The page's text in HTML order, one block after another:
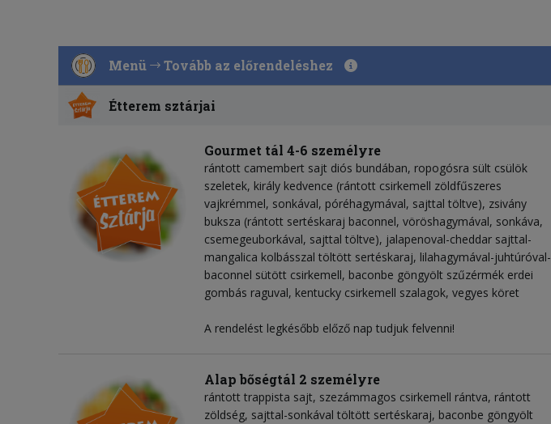
Menü Tovább az előrendeléshez
Étterem sztárjai
Gourmet tál 4-6 személyre
rántott camembert sajt diós bundában, ropogósra sült csülök
szeletek, király kedvence (rántott csirkemell zöldfűszeres
vajkrémmel, sonkával, póréhagymával, sajttal töltve), zsivány
buksza (rántott sertéskaraj baconnel, vöröshagymával, sonkáva,
csemegeuborkával, sajttal töltve), jalapenoval-cheddar sajttal-
mangalica kolbásszal töltött sertéskaraj, lilahagymával-juhtúróval-
baconnel sütött csirkemell, baconbe göngyölt szűzérmék erdei
gombás raguval, kentucky csirkemell szalagok, vegyes köret
A rendelést legkésőbb előző nap tudjuk felvenni!
Alap bőségtál 2 személyre
rántott trappista sajt, szezámmagos csirkemell rántva, rántott
zöldség, sajttal-sonkával töltött sertéskaraj, baconbe göngyölt